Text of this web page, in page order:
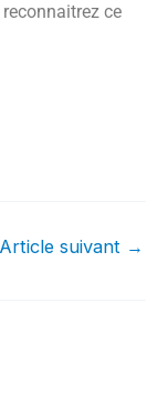
ce
Article suivant →